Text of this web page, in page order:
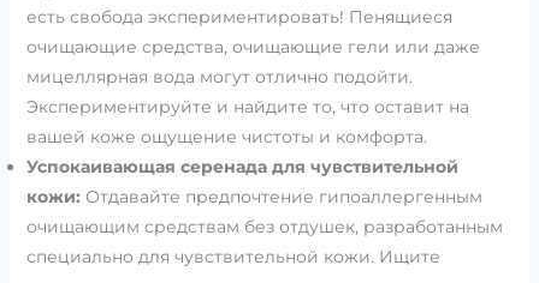
есть свобода экспериментировать! Пенящиеся
очищающие средства, очищающие гели или даже
мицеллярная вода могут отлично подойти.
Экспериментируйте и найдите то, что оставит на
вашей коже ощущение чистоты и комфорта.
Успокаивающая серенада для чувствительной
кожи: Отдавайте предпочтение гипоаллергенным
очищающим средствам без отдушек, разработанным
специально для чувствительной кожи. Ищите